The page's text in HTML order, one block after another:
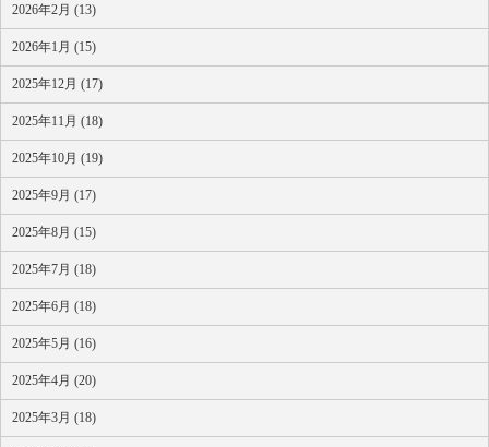
2026年2月 (13)
2026年1月 (15)
2025年12月 (17)
2025年11月 (18)
2025年10月 (19)
2025年9月 (17)
2025年8月 (15)
2025年7月 (18)
2025年6月 (18)
2025年5月 (16)
2025年4月 (20)
2025年3月 (18)